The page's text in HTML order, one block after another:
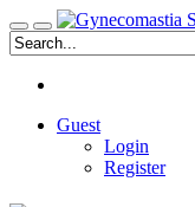
Guest
Login
Register